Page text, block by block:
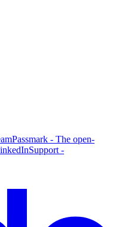
Passmark - The open-
Support -